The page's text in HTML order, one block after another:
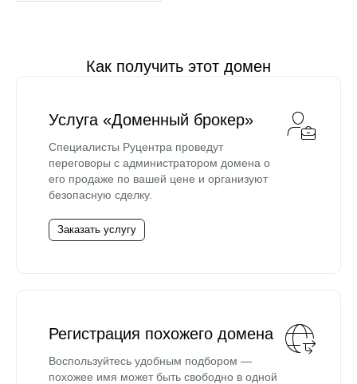
Как получить этот домен
Услуга «Доменный брокер»
Специалисты Руцентра проведут
переговоры с администратором домена о
его продаже по вашей цене и организуют
безопасную сделку.
Заказать услугу
Регистрация похожего домена
Воспользуйтесь удобным подбором —
похожее имя может быть свободно в одной